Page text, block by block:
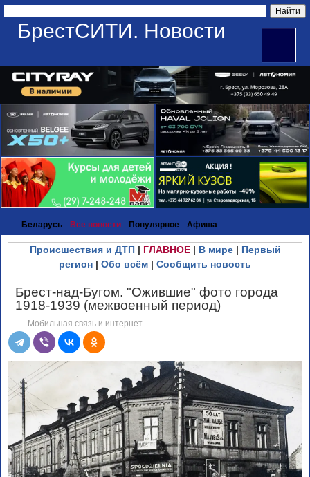
БрестСИТИ. Новости
Беларусь Все новости Популярное Афиша
Происшествия и ДТП| ГЛАВНОЕ| В мире| Первый
регион | Обо всём | Сообщить новость
Брест-над-Бугом. "Ожившие" фото города
1918-1939 (межвоенный период)
Мобильная связь и интернет